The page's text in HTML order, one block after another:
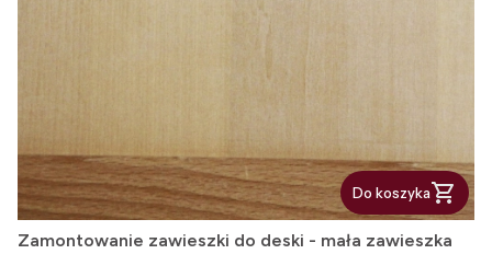
Do koszyka
Zamontowanie zawieszki do deski - mała zawieszka